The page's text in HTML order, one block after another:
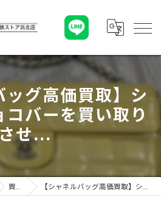
ッグ高価買取】シ
コバーを買い取り
させ...
買取実績 【シャネルバッグ高価買取】シャネルのチョコバーを買い取りさせ...